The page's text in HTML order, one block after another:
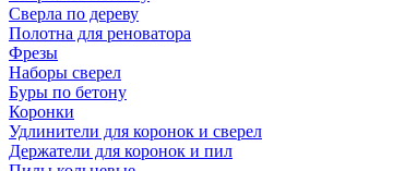
Сверла по дереву
Полотна для реноватора
Фрезы
Наборы сверел
Буры по бетону
Коронки
Удлинители для коронок и сверел
Держатели для коронок и пил